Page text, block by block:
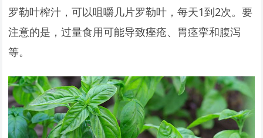
罗勒叶榨汁，可以咀嚼几片罗勒叶，每天1到2次。要
注意的是，过量食用可能导致痤疮、胃痉挛和腹泻
等。